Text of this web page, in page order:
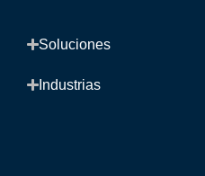
Soluciones​
Industrias​